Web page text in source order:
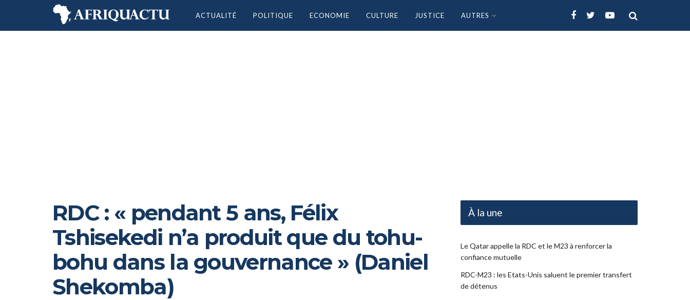
ACTUALITÉ POLITIQUE ECONOMIE CULTURE JUSTICE AUTRES
RDC : « pendant 5 ans, Félix
Tshisekedi n’a produit que du tohu-
bohu dans la gouvernance » (Daniel
Shekomba)
À la une
Le Qatar appelle la RDC et le M23 à renforcer la
confiance mutuelle
RDC-M23 : les Etats-Unis saluent le premier transfert
de détenus